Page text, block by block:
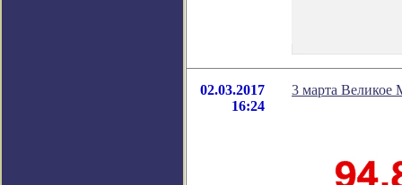
02.03.2017
16:24
3 марта